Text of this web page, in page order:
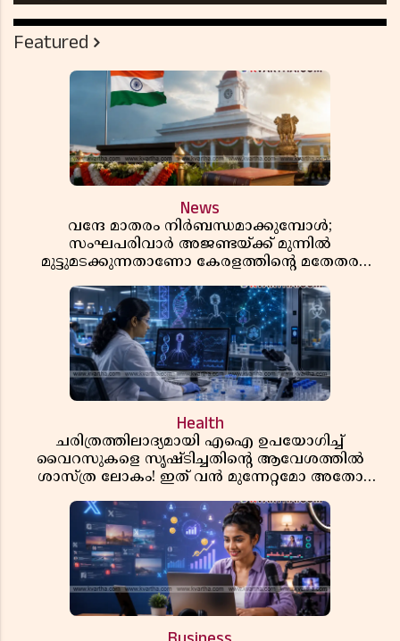
Featured
News
വന്ദേ മാതരം നിർബന്ധമാക്കുമ്പോൾ;
സംഘപരിവാർ അജണ്ടയ്ക്ക് മുന്നിൽ
മുട്ടുമടക്കുന്നതാണോ കേരളത്തിന്റെ മതേതര
Health
ചരിത്രത്തിലാദ്യമായി എഐ ഉപയോഗിച്ച്
വൈറസുകളെ സൃഷ്ടിച്ചതിന്റെ ആവേശത്തിൽ
ശാസ്ത്ര ലോകം! ഇത് വൻ മുന്നേറ്റമോ അതോ